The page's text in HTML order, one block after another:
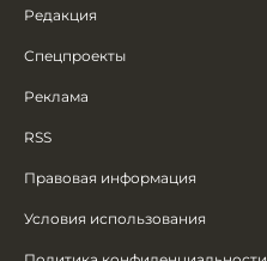
Редакция
Спецпроекты
Реклама
RSS
Правовая информация
Условия использования